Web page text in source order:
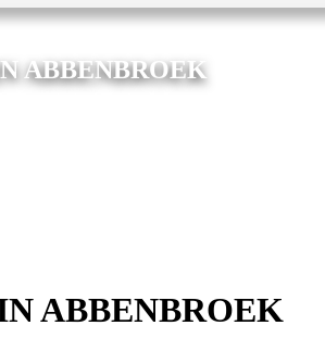
ABBENBROEK
ABBENBROEK